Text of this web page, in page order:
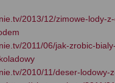
2013/12/zimowe-lody-
2011/06/jak-zrobic-
2010/11/deser-lodowy-